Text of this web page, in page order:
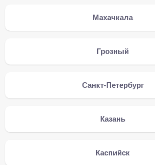
Махачкала
Грозный
Санкт-Петербург
Казань
Каспийск